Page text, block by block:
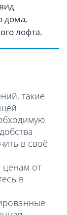
дома,
лофта.
такие
в своё
ценам от
в